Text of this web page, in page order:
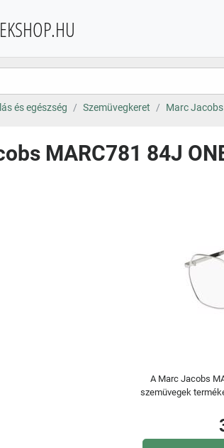
és egészség Szemüvegkeret Marc
MARC781 84J
A Marc Jacobs
szemüvegek